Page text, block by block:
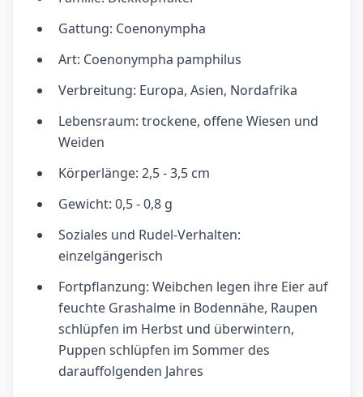
Gattung: Coenonympha
Art: Coenonympha pamphilus
Verbreitung: Europa, Asien, Nordafrika
Lebensraum: trockene, offene Wiesen und
Weiden
Körperlänge: 2,5 - 3,5 cm
Gewicht: 0,5 - 0,8 g
Soziales und Rudel-Verhalten:
einzelgängerisch
Fortpflanzung: Weibchen legen ihre Eier auf
feuchte Grashalme in Bodennähe, Raupen
schlüpfen im Herbst und überwintern,
Puppen schlüpfen im Sommer des
darauffolgenden Jahres